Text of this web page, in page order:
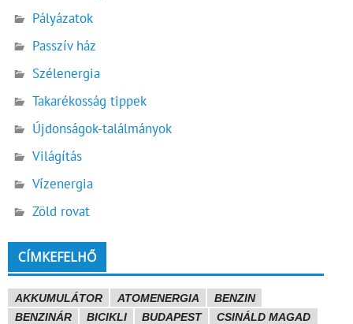
Pályázatok
Passzív ház
Szélenergia
Takarékosság tippek
Újdonságok-találmányok
Világítás
Vízenergia
Zöld rovat
CÍMKEFELHŐ
AKKUMULÁTOR ATOMENERGIA
BENZIN
BENZINÁR
BICIKLI BUDAPEST CSINÁLD MAGAD